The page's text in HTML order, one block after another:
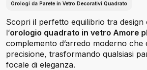
Orologi da Parete in Vetro Decorativi Quadrato
Scopri il perfetto equilibrio tra design
l’orologio quadrato in vetro Amore
complemento d’arredo moderno che
precisione, trasformando qualsiasi
focale di eleganza.